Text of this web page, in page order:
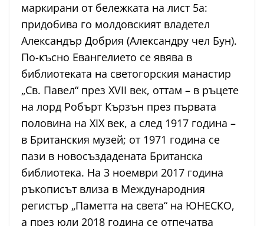
маркирани от бележката на лист 5а:
придобива го молдовският владетел
Александър Добрия (Александру чел Бун).
По-късно Евангелието се явява в
библиотеката на светогорския манастир
„Св. Павел“ през XVII век, оттам – в ръцете
на лорд Робърт Кързън през първата
половина на XIX век, а след 1917 година –
в Британския музей; от 1971 година се
пази в новосъздадената Британска
библиотека. На 3 ноември 2017 година
ръкописът влиза в Международния
регистър „Паметта на света“ на ЮНЕСКО,
а през юли 2018 година се отпечатва